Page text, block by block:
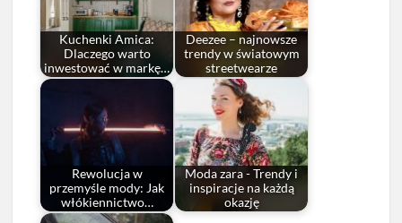
Kuchenki Amica:
Dlaczego warto
inwestować w markę…
Deezee – najnowsze
trendy w światowym
streetwearze
Rewolucja w
przemyśle mody: Jak
włókiennictwo…
Moda zara - Trendy i
inspiracje na każdą
okazję